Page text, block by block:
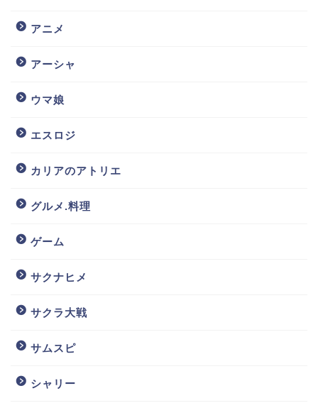
アニメ
アーシャ
ウマ娘
エスロジ
カリアのアトリエ
グルメ.料理
ゲーム
サクナヒメ
サクラ大戦
サムスピ
シャリー